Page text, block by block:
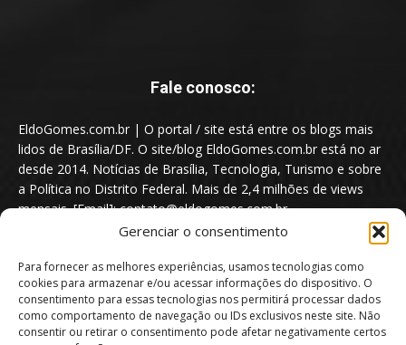
Gerenciar o consentimento
Para fornecer as melhores experiências, usamos tecnologias como
cookies para armazenar e/ou acessar informações do dispositivo. O
consentimento para essas tecnologias nos permitirá processar dados
como comportamento de navegação ou IDs exclusivos neste site. Não
consentir ou retirar o consentimento pode afetar negativamente certos
Fale conosco:
EldoGomes.com.br | O portal / site está entre os blogs mais
lidos de Brasília/DF. O site/blog EldoGomes.com.br está no ar
desde 2014. Notícias de Brasília, Tecnologia, Turismo e sobre
a Política no Distrito Federal. Mais de 2,4 milhões de views
mensais. [Email]: contato@eldogomes.com.br